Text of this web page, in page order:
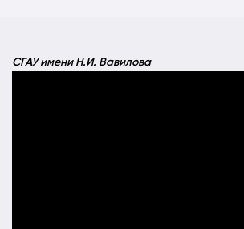
СГАУ имени Н.И. Вавилова